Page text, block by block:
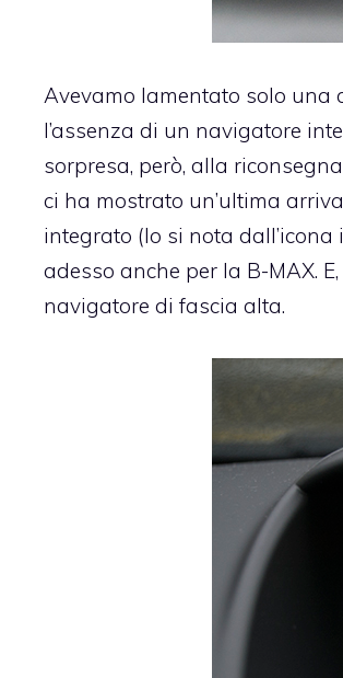
Avevamo lamentato solo una
l’assenza di un navigatore
sorpresa, però, alla
ci ha mostrato un’ultima
integrato (lo si nota
adesso anche per la B-MAX.
navigatore di fascia alta.